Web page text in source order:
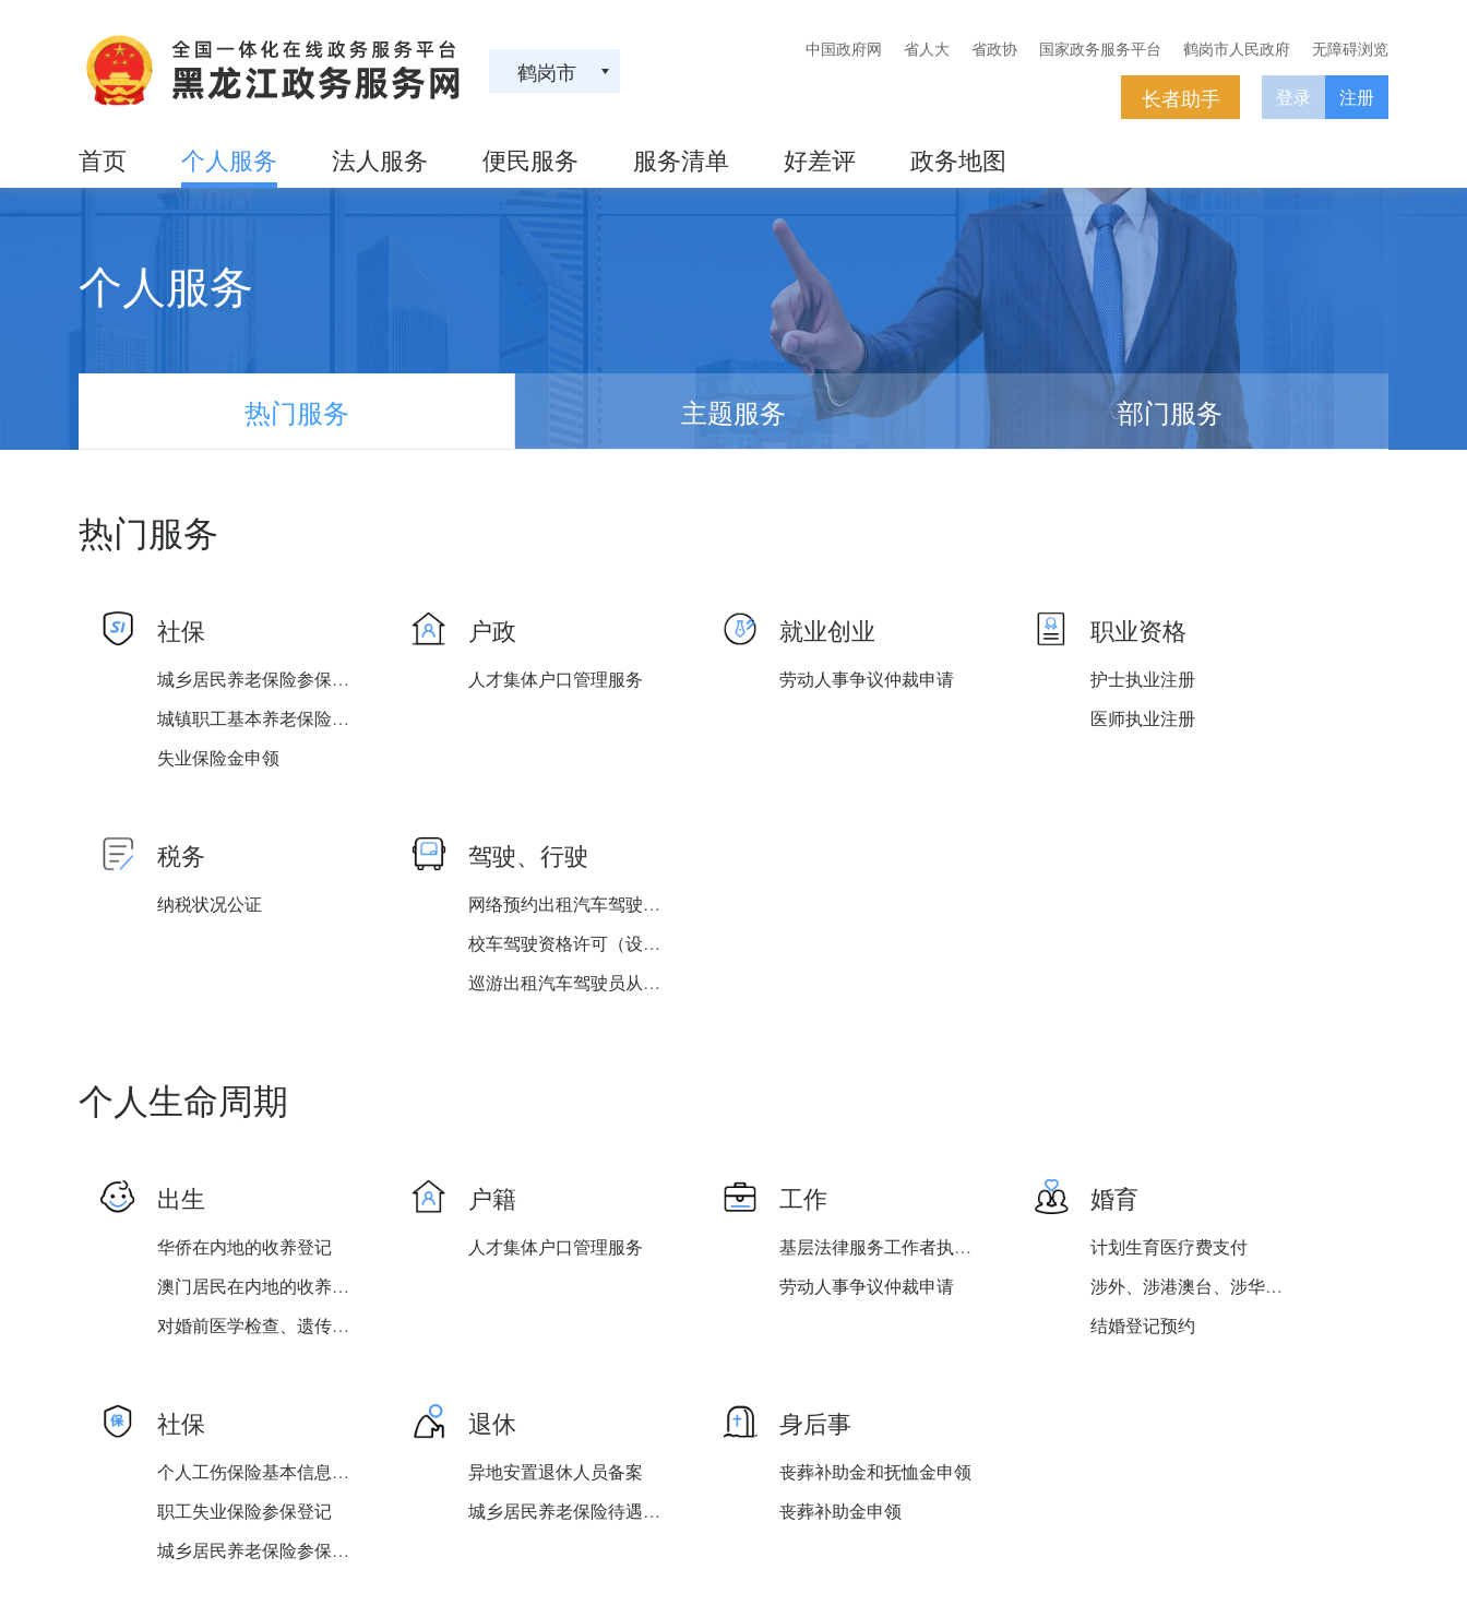
鹤岗市
中国政府网 省人大 省政协 国家政务服务平台 鹤岗市人民政府 无障碍浏览
首页 个人服务 法人服务 便民服务 服务清单 好差评 政务地图
登录 注册
长者助手
个人服务
热门服务 主题服务 部门服务
热门服务
社保
城乡居民养老保险参保登记
城镇职工基本养老保险与城...
失业保险金申领
户政
人才集体户口管理服务
就业创业
劳动人事争议仲裁申请
职业资格
护士执业注册
医师执业注册
税务
纳税状况公证
驾驶、行驶
网络预约出租汽车驾驶员注...
校车驾驶资格许可（设区的...
巡游出租汽车驾驶员从业资...
个人生命周期
出生
华侨在内地的收养登记
澳门居民在内地的收养登记
对婚前医学检查、遗传病诊...
户籍
人才集体户口管理服务
工作
基层法律服务工作者执业许...
劳动人事争议仲裁申请
婚育
计划生育医疗费支付
涉外、涉港澳台、涉华侨婚...
结婚登记预约
社保
个人工伤保险基本信息变更
职工失业保险参保登记
城乡居民养老保险参保登记
退休
异地安置退休人员备案
城乡居民养老保险待遇申领
身后事
丧葬补助金和抚恤金申领
丧葬补助金申领